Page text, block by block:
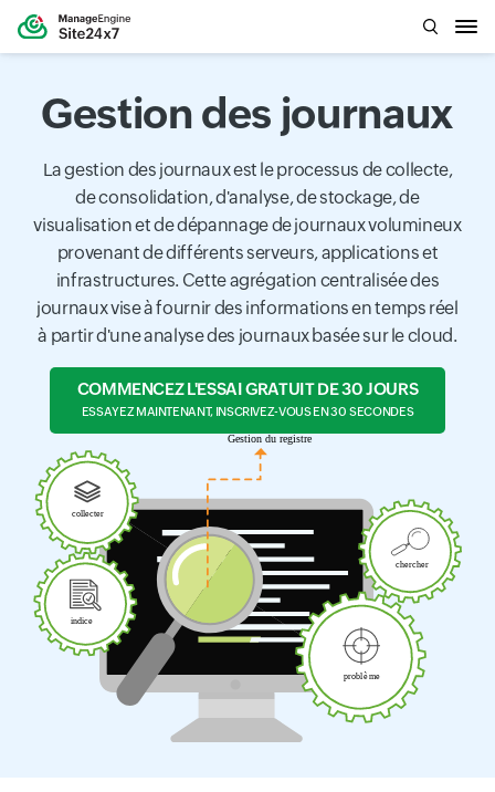
Gestion des journaux
La gestion des journaux est le processus de collecte,
de consolidation, d'analyse, de stockage, de
visualisation et de dépannage de journaux volumineux
provenant de différents serveurs, applications et
infrastructures. Cette agrégation centralisée des
journaux vise à fournir des informations en temps réel
à partir d'une analyse des journaux basée sur le cloud.
COMMENCEZ L'ESSAI GRATUIT DE 30 JOURS
ESSAYEZ MAINTENANT, INSCRIVEZ-VOUS EN 30 SECONDES